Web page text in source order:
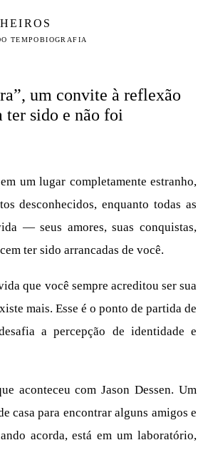
TEMPOBIOGRAFIA
um convite à reflexão
ter sido e não foi
um lugar completamente estranho,
desconhecidos, enquanto todas as
— seus amores, suas conquistas,
ter sido arrancadas de você.
que você sempre acreditou ser sua
mais. Esse é o ponto de partida de
a percepção de identidade e
aconteceu com Jason Dessen. Um
casa para encontrar alguns amigos e
acorda, está em um laboratório,